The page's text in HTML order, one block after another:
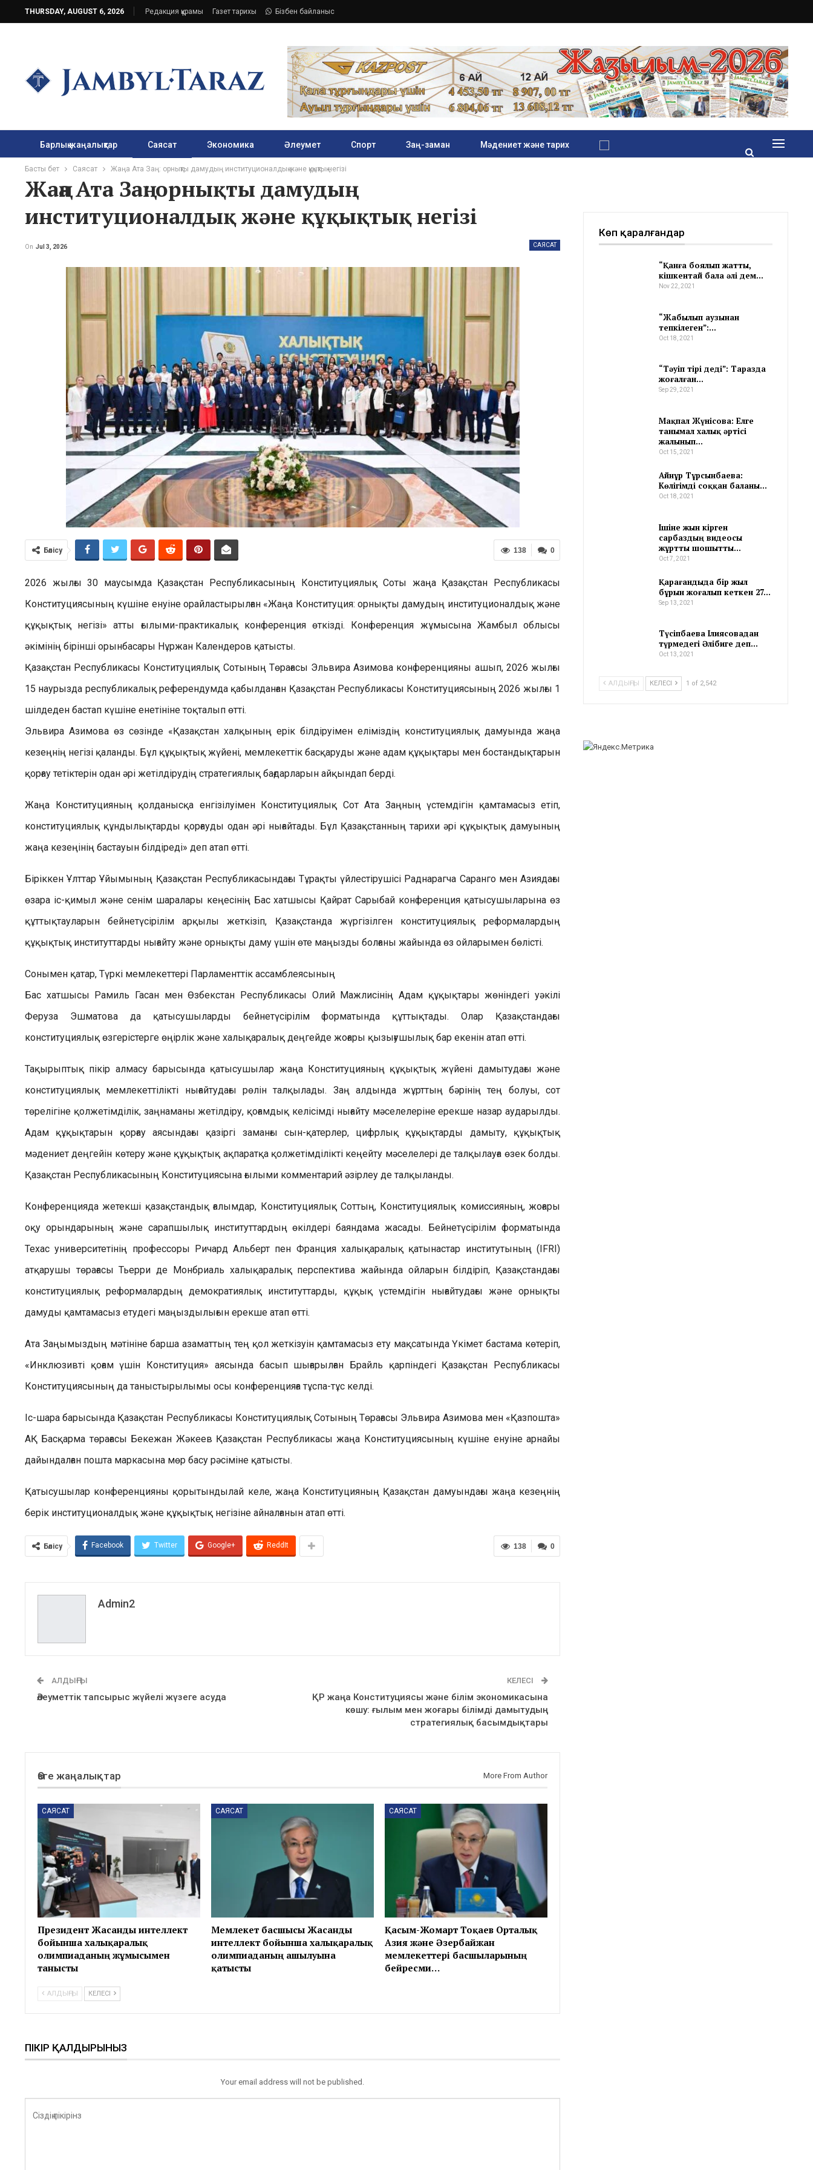
THURSDAY, AUGUST 6, 2026 Редакция құрамы Газет тарихы Бізбен байланыс
Барлық жаңалықтар Саясат Экономика Әлеумет Спорт Заң-заман Мәдениет және тарих
Басты бет Саясат Жаңа Ата Заң: орнықты дамудың институционалдық және құқықтық негізі
Жаңа Ата Заң: орнықты дамудың
институционалдық және құқықтық негізі
САЯСАТ
On Jul 3, 2026
0
138
Бөлісу
2026 жылғы 30 маусымда Қазақстан Республикасының Конституциялық Соты жаңа Қазақстан Республикасы
Конституциясының күшіне енуіне орайластырылған «Жаңа Конституция: орнықты дамудың институционалдық және
құқықтық негізі» атты ғылыми-практикалық конференция өткізді. Конференция жұмысына Жамбыл облысы
әкімінің бірінші орынбасары Нұржан Календеров қатысты.
Қазақстан Республикасы Конституциялық Сотының Төрағасы Эльвира Азимова конференцияны ашып, 2026 жылғы
15 наурызда республикалық референдумда қабылданған Қазақстан Республикасы Конституциясының 2026 жылғы 1
шілдеден бастап күшіне енетініне тоқталып өтті.
Эльвира Азимова өз сөзінде «Қазақстан халқының ерік білдіруімен еліміздің конституциялық дамуында жаңа
кезеңнің негізі қаланды. Бұл құқықтық жүйені, мемлекеттік басқаруды және адам құқықтары мен бостандықтарын
қорғау тетіктерін одан әрі жетілдірудің стратегиялық бағдарларын айқындап берді.
Жаңа Конституцияның қолданысқа енгізілуімен Конституциялық Сот Ата Заңның үстемдігін қамтамасыз етіп,
конституциялық құндылықтарды қорғауды одан әрі нығайтады. Бұл Қазақстанның тарихи әрі құқықтық дамуының
жаңа кезеңінің бастауын білдіреді» деп атап өтті.
Біріккен Ұлттар Ұйымының Қазақстан Республикасындағы Тұрақты үйлестірушісі Раднарагча Саранго мен Азиядағы
өзара іс-қимыл және сенім шаралары кеңесінің Бас хатшысы Қайрат Сарыбай конференция қатысушыларына өз
құттықтауларын бейнетүсірілім арқылы жеткізіп, Қазақстанда жүргізілген конституциялық реформалардың
құқықтық институттарды нығайту және орнықты даму үшін өте маңызды болғаны жайында өз ойларымен бөлісті.
Сонымен қатар, Түркі мемлекеттері Парламенттік ассамблеясының
Бас хатшысы Рамиль Гасан мен Өзбекстан Республикасы Олий Мажлисінің Адам құқықтары жөніндегі уәкілі
Феруза Эшматова да қатысушыларды бейнетүсірілім форматында құттықтады. Олар Қазақстандағы
конституциялық өзгерістерге өңірлік және халықаралық деңгейде жоғары қызығушылық бар екенін атап өтті.
Тақырыптық пікір алмасу барысында қатысушылар жаңа Конституцияның құқықтық жүйені дамытудағы және
конституциялық мемлекеттілікті нығайтудағы рөлін талқылады. Заң алдында жұрттың бәрінің тең болуы, сот
төрелігіне қолжетімділік, заңнаманы жетілдіру, қоғамдық келісімді нығайту мәселелеріне ерекше назар аударылды.
Адам құқықтарын қорғау аясындағы қазіргі заманғы сын-қатерлер, цифрлық құқықтарды дамыту, құқықтық
мәдениет деңгейін көтеру және құқықтық ақпаратқа қолжетімділікті кеңейту мәселелері де талқылауға өзек болды.
Қазақстан Республикасының Конституциясына ғылыми комментарий әзірлеу де талқыланды.
Конференцияда жетекші қазақстандық ғалымдар, Конституциялық Соттың, Конституциялық комиссияның, жоғары
оқу орындарының және сарапшылық институттардың өкілдері баяндама жасады. Бейнетүсірілім форматында
Техас университетінің профессоры Ричард Альберт пен Франция халықаралық қатынастар институтының (IFRI)
атқарушы төрағасы Тьерри де Монбриаль халықаралық перспектива жайында ойларын білдіріп, Қазақстандағы
конституциялық реформалардың демократиялық институттарды, құқық үстемдігін нығайтудағы және орнықты
дамуды қамтамасыз етудегі маңыздылығын ерекше атап өтті.
Ата Заңымыздың мәтініне барша азаматтың тең қол жеткізуін қамтамасыз ету мақсатында Үкімет бастама көтеріп,
«Инклюзивті қоғам үшін Конституция» аясында басып шығарылған Брайль қарпіндегі Қазақстан Республикасы
Конституциясының да таныстырылымы осы конференцияға тұспа-тұс келді.
Іс-шара барысында Қазақстан Республикасы Конституциялық Сотының Төрағасы Эльвира Азимова мен «Қазпошта»
АҚ Басқарма төрағасы Бекежан Жәкеев Қазақстан Республикасы жаңа Конституциясының күшіне енуіне арнайы
дайындалған пошта маркасына мөр басу рәсіміне қатысты.
Қатысушылар конференцияны қорытындылай келе, жаңа Конституцияның Қазақстан дамуындағы жаңа кезеңнің
берік институционалдық және құқықтық негізіне айналғанын атап өтті.
0
138
Бөлісу Facebook Twitter Google+ ReddIt
Admin2
АЛДЫҢҒЫ
Әлеуметтік тапсырыс жүйелі жүзеге асуда
КЕЛЕСІ
ҚР жаңа Конституциясы және білім экономикасына
көшу: ғылым мен жоғары білімді дамытудың
стратегиялық басымдықтары
Өзге жаңалықтар More From Author
САЯСАТ
Президент Жасанды интеллект
бойынша халықаралық
олимпиаданың жұмысымен
танысты
САЯСАТ
Мемлекет басшысы Жасанды
интеллект бойынша халықаралық
олимпиаданың ашылуына
қатысты
САЯСАТ
Қасым-Жомарт Тоқаев Орталық
Азия және Әзербайжан
мемлекеттері басшыларының
бейресми…
АЛДЫҢҒЫ КЕЛЕСІ
ПІКІР ҚАЛДЫРЫНЫЗ
Your email address will not be published.
Көп қаралғандар
“Қанға боялып жатты,
кішкентай бала әлі дем…
Nov 22, 2021
“Жабылып аузынан
тепкілеген”:…
Oct 18, 2021
“Тәуіп тірі деді”: Таразда
жоғалған…
Sep 29, 2021
Мақпал Жүнісова: Елге
танымал халық әртісі
жалынып…
Oct 15, 2021
Айнұр Тұрсынбаева:
Көлігімді соққан баланы…
Oct 18, 2021
Ішіне жын кірген
сарбаздың видеосы
жұртты шошытты…
Oct 7, 2021
Қарағандыда бір жыл
бұрын жоғалып кеткен 27…
Sep 13, 2021
Түсіпбаева Ілиясовадан
түрмедегі Әлібиге деп…
Oct 13, 2021
АЛДЫҢҒЫ КЕЛЕСІ 1 of 2,542